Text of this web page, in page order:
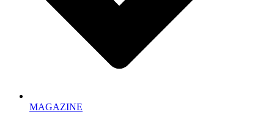
MAGAZINE